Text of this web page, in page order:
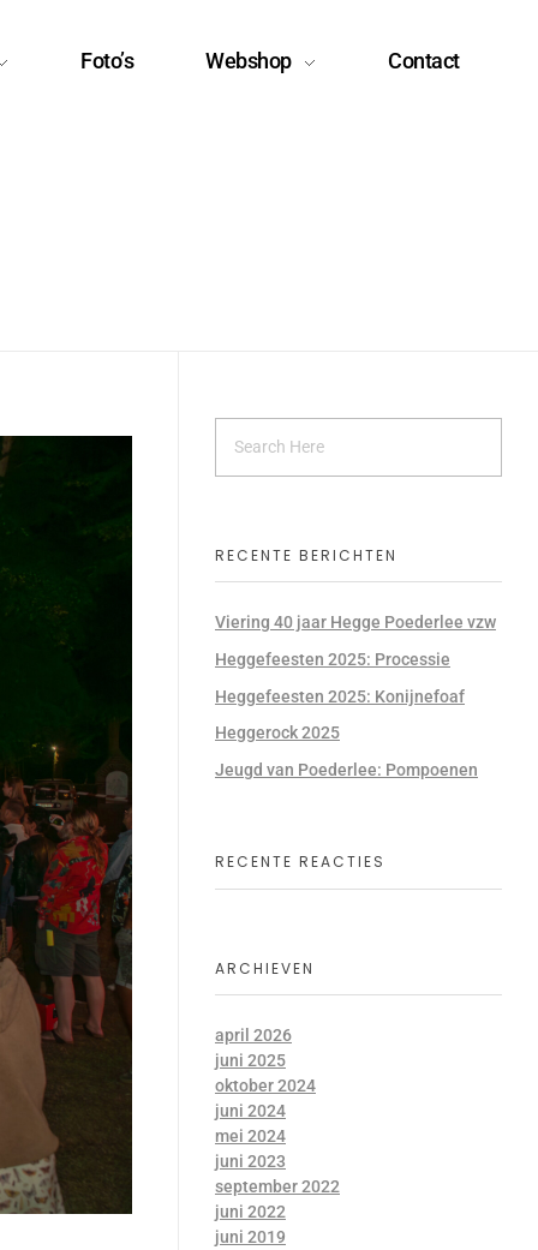
Foto’s Webshop Contact
RECENTE BERICHTEN
Viering 40 jaar Hegge Poederlee vzw
Heggefeesten 2025: Processie
Heggefeesten 2025: Konijnefoaf
Heggerock 2025
Jeugd van Poederlee: Pompoenen
RECENTE REACTIES
ARCHIEVEN
april 2026
juni 2025
oktober 2024
juni 2024
mei 2024
juni 2023
september 2022
juni 2022
juni 2019